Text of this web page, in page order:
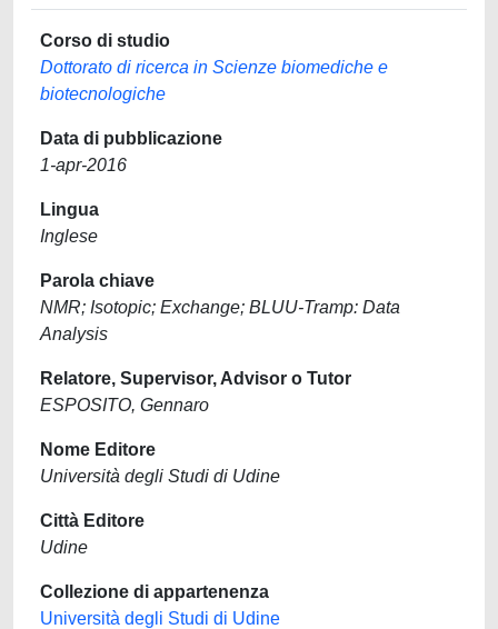
Corso di studio
Dottorato di ricerca in Scienze biomediche e
biotecnologiche
Data di pubblicazione
1-apr-2016
Lingua
Inglese
Parola chiave
NMR; Isotopic; Exchange; BLUU-Tramp: Data
Analysis
Relatore, Supervisor, Advisor o Tutor
ESPOSITO, Gennaro
Nome Editore
Università degli Studi di Udine
Città Editore
Udine
Collezione di appartenenza
Università degli Studi di Udine